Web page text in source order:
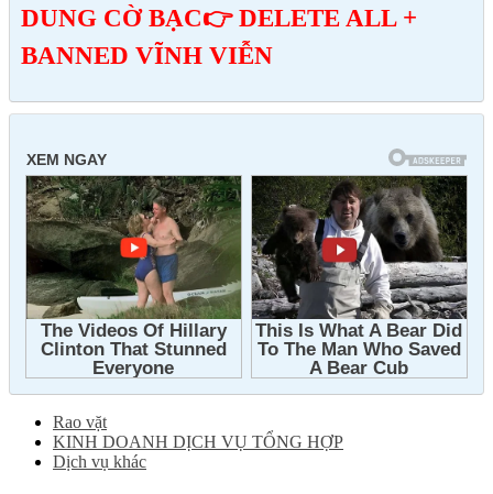
DUNG CỜ BẠC👉 DELETE ALL +
BANNED VĨNH VIỄN
Rao vặt
KINH DOANH DỊCH VỤ TỔNG HỢP
Dịch vụ khác